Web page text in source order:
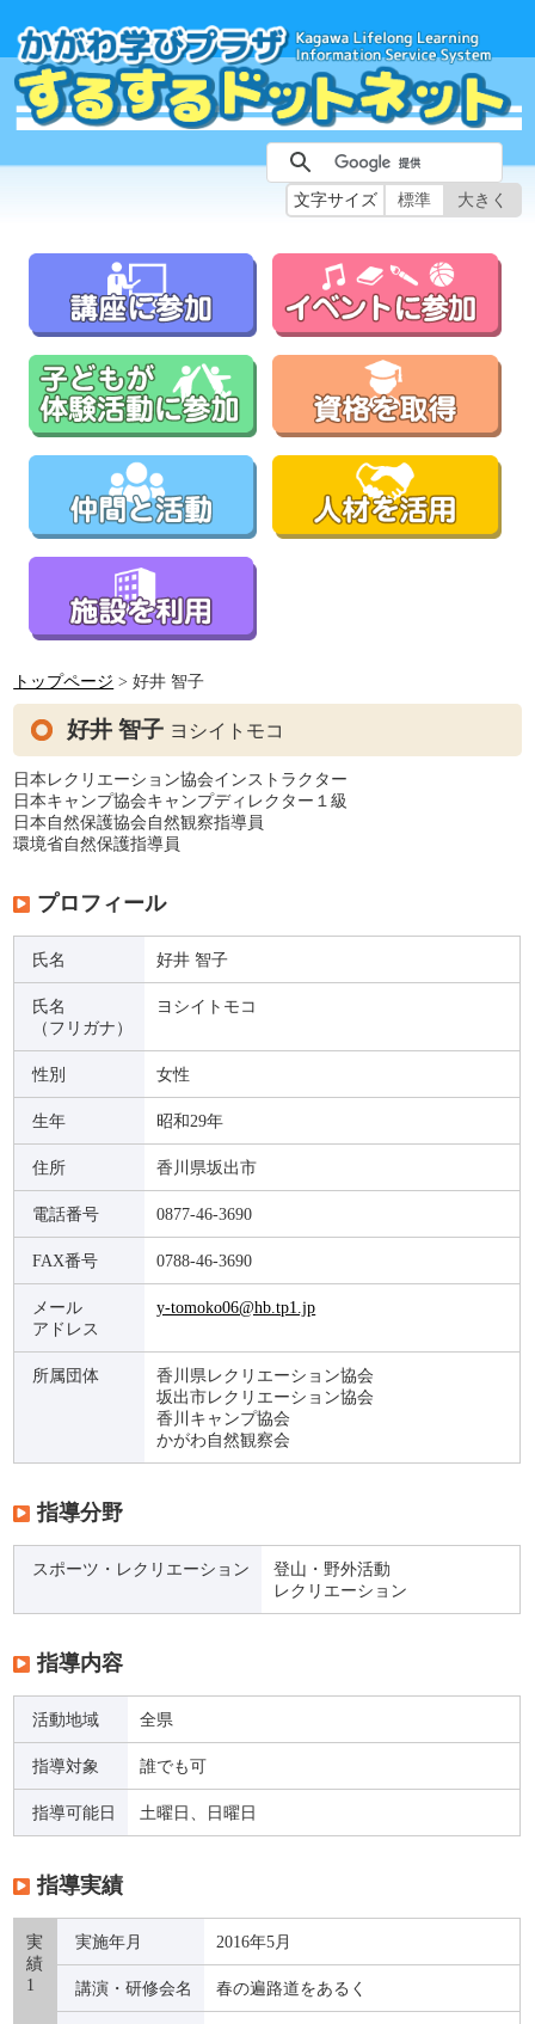
文字サイズ 標準 大きく
トップページ > 好井 智子
好井 智子 ヨシイトモコ
日本レクリエーション協会インストラクター
日本キャンプ協会キャンプディレクター１級
日本自然保護協会自然観察指導員
環境省自然保護指導員
プロフィール
氏名 好井 智子
氏名
（フリガナ）
ヨシイトモコ
性別 女性
生年 昭和29年
住所 香川県坂出市
電話番号 0877-46-3690
FAX番号 0788-46-3690
メール
アドレス
y-tomoko06@hb.tp1.jp
所属団体
香川県レクリエーション協会
坂出市レクリエーション協会
香川キャンプ協会
かがわ自然観察会
指導分野
スポーツ・レクリエーション
登山・野外活動
レクリエーション
指導内容
活動地域 全県
指導対象 誰でも可
指導可能日 土曜日、日曜日
指導実績
実
績
1
実施年月 2016年5月
講演・研修会名 春の遍路道をあるく